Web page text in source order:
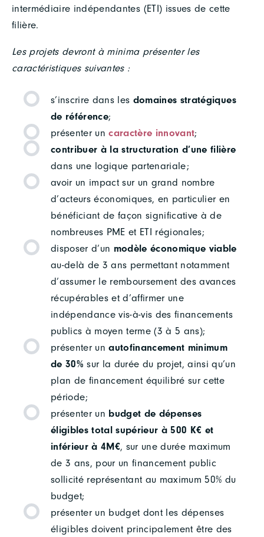
intermédiaire indépendantes (ETI) issues de cette
filière.
Les projets devront à minima présenter les
caractéristiques suivantes :
s’inscrire dans les domaines stratégiques
de référence;
présenter uncaractère innovant;
contribuer à la structuration d’une filière
dans une logique partenariale;
avoir un impact sur un grand nombre
d’acteurs économiques, en particulier en
bénéficiant de façon significative à de
nombreuses PME et ETI régionales;
disposer d’un modèle économique viable
au-delà de 3 ans permettant notamment
d’assumer le remboursement des avances
récupérables et d’affirmer une
indépendance vis-à-vis des financements
publics à moyen terme (3 à 5 ans);
présenter unautofinancement minimum
de 30% sur la durée du projet, ainsi qu’un
plan de financement équilibré sur cette
période;
présenter un budget de dépenses
éligibles total supérieur à 500 K€ et
inférieur à 4M€, sur une durée maximum
de 3 ans, pour un financement public
sollicité représentant au maximum 50% du
budget;
présenter un budget dont les dépenses
éligibles doivent principalement être des